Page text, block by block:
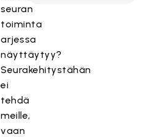
seuran
toiminta
arjessa
näyttäytyy?
Seurakehitystähän
ei
tehdä
meille,
vaan